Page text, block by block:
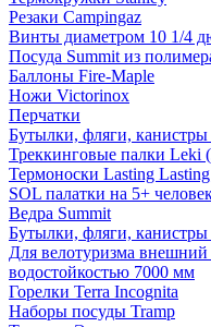
Резаки Campingaz
Винты диаметром 10 1/4
Посуда Summit из
Баллоны Fire-Maple
Ножи Victorinox
Перчатки
Бутылки, фляги, канистры
Треккинговые палки Leki
Термоноски Lasting
SOL палатки на 5+
Ведра Summit
Бутылки, фляги, канистры
Для велотуризма
водостойкостью 7000 мм
Горелки Terra Incognita
Наборы посуды Tramp